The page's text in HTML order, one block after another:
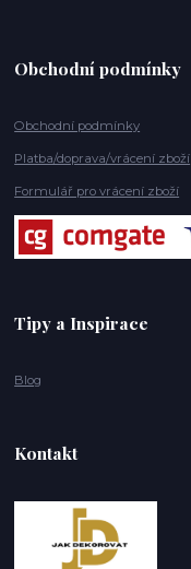
Obchodní podmínky
Obchodní podmínky
Platba/doprava/vrácení zboží
Formulář pro vrácení zboží
Tipy a Inspirace
Blog
Kontakt